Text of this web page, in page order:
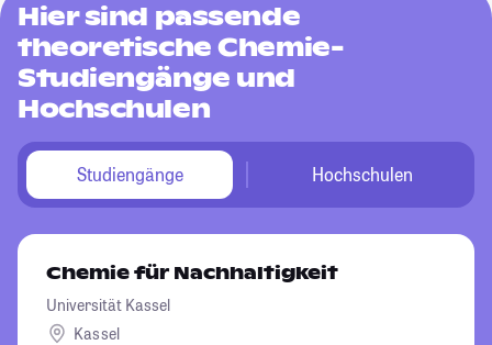
Hier sind passende
theoretische Chemie-
Studiengänge und
Hochschulen
Studiengänge Hochschulen
Chemie für Nachhaltigkeit
Universität Kassel
Kassel